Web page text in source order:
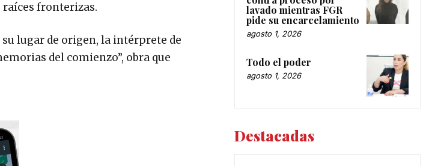
raíces fronterizas.
lugar de origen, la intérprete de
del comienzo”, obra que
lavado mientras FGR
pide su encarcelamiento
agosto 1, 2026
Todo el poder
agosto 1, 2026
Destacadas